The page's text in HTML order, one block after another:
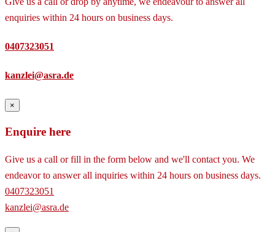
enquiries within 24 hours on business days.
0407323051
kanzlei@asra.de
×
Enquire here
Give us a call or fill in the form below and we'll contact you. We
endeavor to answer all inquiries within 24 hours on business days.
0407323051
kanzlei@asra.de